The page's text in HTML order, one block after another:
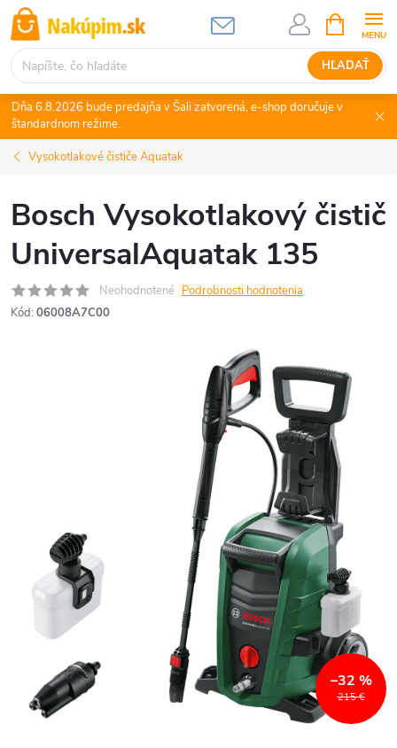
Prejsť
na
obsah
HĽADAŤ
KOŠÍK
Dňa 6.8.2026 bude predajňa v Šali zatvorená, e-shop doručuje v
štandardnom režime.
Vysokotlakové čističe Aquatak
Bosch Vysokotlakový čistič
UniversalAquatak 135
Neohodnotené Podrobnosti hodnotenia
Kód: 06008A7C00
215 €
–32 %